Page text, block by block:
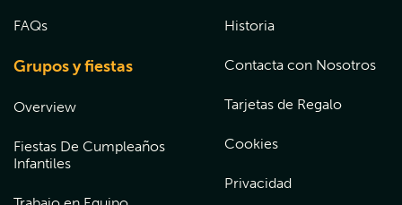
FAQs
Grupos y fiestas
Overview
Fiestas De Cumpleaños
Infantiles
Historia
Contacta con Nosotros
Tarjetas de Regalo
Cookies
Privacidad